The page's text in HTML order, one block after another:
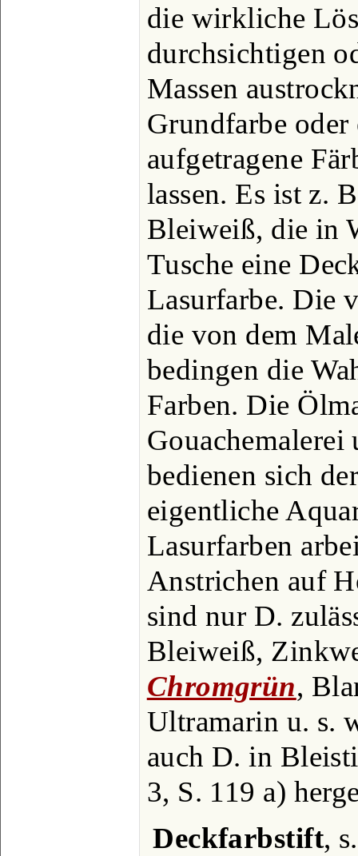
die wirkliche
durchsichtigen
Massen
Grundfarbe oder
aufgetragene
lassen. Es ist z.
Bleiweiß, die in
Tusche eine
Lasurfarbe. Die
die von dem
bedingen die
Farben. Die
Gouachemalerei
bedienen sich
eigentliche
Lasurfarben
Anstrichen auf
sind nur D.
Bleiweiß,
Chromgrün,
Ultramarin u. s.
auch D. in
3, S. 119 a)
Deckfarbstift,